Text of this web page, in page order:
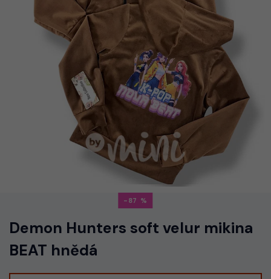
-87
Demon Hunters soft velur mikina
BEAT hnědá